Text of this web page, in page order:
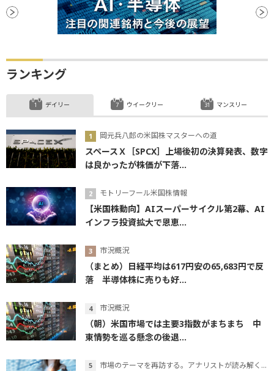
ランキング
デイリー
岡元兵八郎の米国株マスターへの道
スペースＸ［SPCX］上場後初の決算発表、数字
は良かったが株価が下落...
モトリーフール米国株情報
【米国株動向】AIスーパーサイクル第2幕、AI
インフラ投資拡大で恩恵...
市況概況
（まとめ）日経平均は617円安の65,683円で反
落 半導体株に売りも好...
市況概況
（朝）米国市場では主要3指数がまちまち 中
東情勢を巡る懸念の後退...
市場のテーマを再訪する。アナリストが読み解くテーマの本質
ウイークリー マンスリー